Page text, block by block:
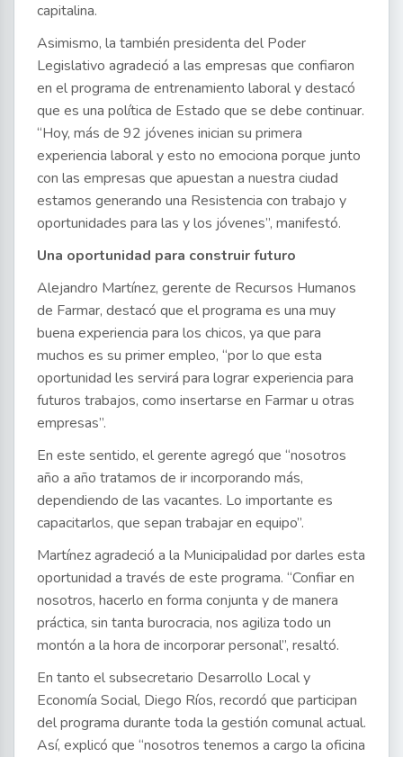
capitalina.
Asimismo, la también presidenta del Poder
Legislativo agradeció a las empresas que confiaron
en el programa de entrenamiento laboral y destacó
que es una política de Estado que se debe continuar.
“Hoy, más de 92 jóvenes inician su primera
experiencia laboral y esto no emociona porque junto
con las empresas que apuestan a nuestra ciudad
estamos generando una Resistencia con trabajo y
oportunidades para las y los jóvenes”, manifestó.
Una oportunidad para construir futuro
Alejandro Martínez, gerente de Recursos Humanos
de Farmar, destacó que el programa es una muy
buena experiencia para los chicos, ya que para
muchos es su primer empleo, “por lo que esta
oportunidad les servirá para lograr experiencia para
futuros trabajos, como insertarse en Farmar u otras
empresas”.
En este sentido, el gerente agregó que “nosotros
año a año tratamos de ir incorporando más,
dependiendo de las vacantes. Lo importante es
capacitarlos, que sepan trabajar en equipo”.
Martínez agradeció a la Municipalidad por darles esta
oportunidad a través de este programa. “Confiar en
nosotros, hacerlo en forma conjunta y de manera
práctica, sin tanta burocracia, nos agiliza todo un
montón a la hora de incorporar personal”, resaltó.
En tanto el subsecretario Desarrollo Local y
Economía Social, Diego Ríos, recordó que participan
del programa durante toda la gestión comunal actual.
Así, explicó que “nosotros tenemos a cargo la oficina